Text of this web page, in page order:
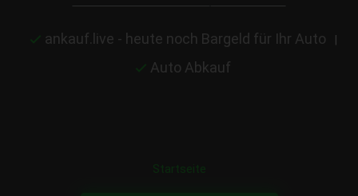
ankauf.live - heute noch Bargeld für Ihr Auto
Auto Abkauf
Startseite